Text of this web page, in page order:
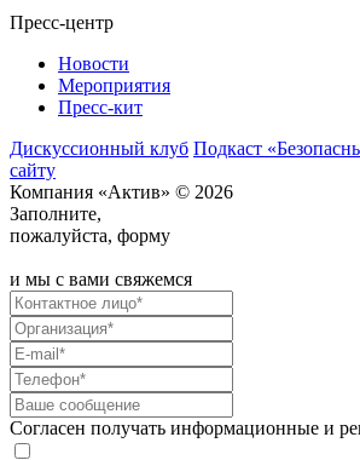
Пресс-центр
Новости
Мероприятия
Пресс-кит
Дискуссионный клуб Подкаст
сайту
Компания «Актив» © 2026
Заполните,
пожалуйста, форму
и мы с вами свяжемся
Согласен получать информационные и